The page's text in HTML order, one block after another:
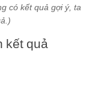
có kết quả gợi ý, ta
kết quả